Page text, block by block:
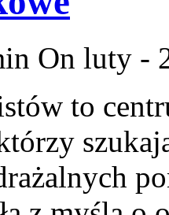
On luty -
to